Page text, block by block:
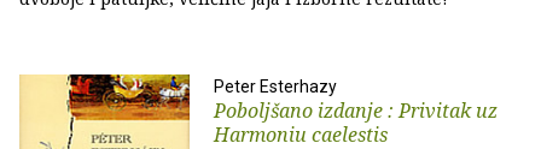
Peter Esterhazy
Poboljšano izdanje : Privitak uz
Harmoniu caelestis